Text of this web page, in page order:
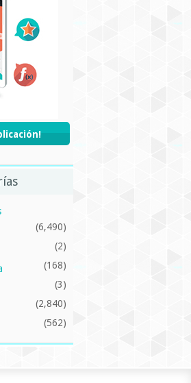
(6,490)
(2)
(168)
(3)
(2,840)
(562)